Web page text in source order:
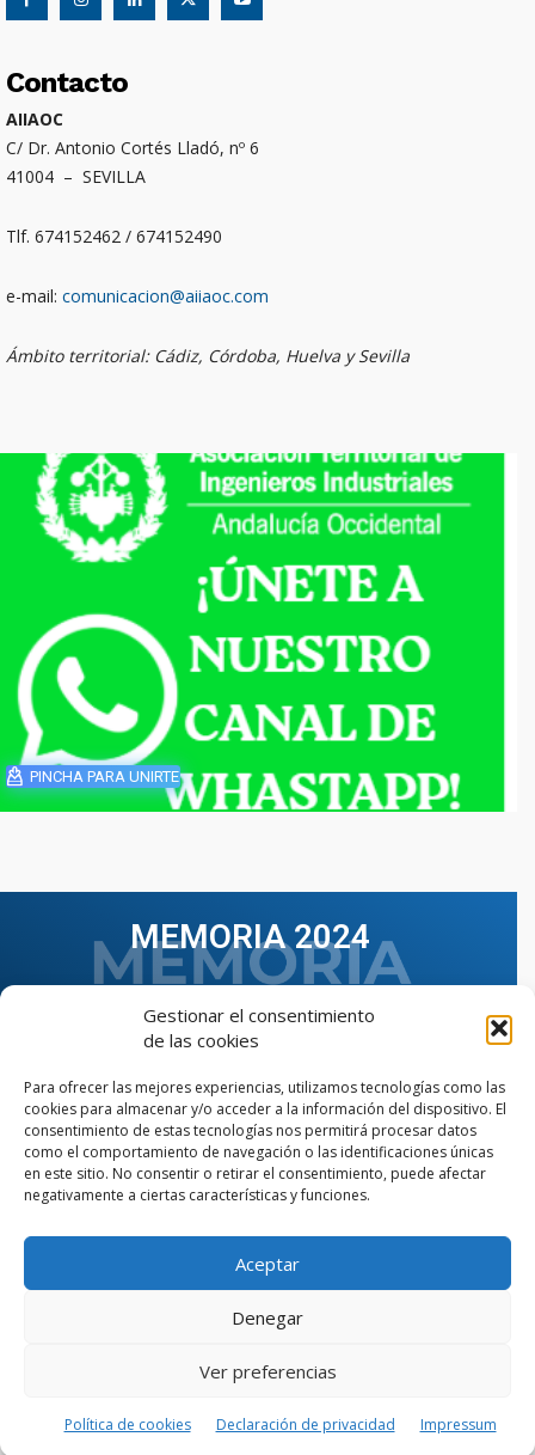
Gestionar el consentimiento
de las cookies
Para ofrecer las mejores experiencias, utilizamos tecnologías como las
cookies para almacenar y/o acceder a la información del dispositivo. El
consentimiento de estas tecnologías nos permitirá procesar datos
como el comportamiento de navegación o las identificaciones únicas
en este sitio. No consentir o retirar el consentimiento, puede afectar
negativamente a ciertas características y funciones.
Aceptar
Denegar
Ver preferencias
Política de cookies Declaración de privacidad Impressum
Contacto
AIIAOC
C/ Dr. Antonio Cortés Lladó, nº 6
41004 – SEVILLA
Tlf. 674152462 / 674152490
e-mail: comunicacion@aiiaoc.com
Ámbito territorial: Cádiz, Córdoba, Huelva y Sevilla
PINCHA PARA UNIRTE
MEMORIA 2024
VER TODAS LAS MEMORIAS
© Copyright © 2023 AIIAOC - Asociación Territorial de
Ingenieros Industriales de Andalucía Occidental. Página
AIIAOC.